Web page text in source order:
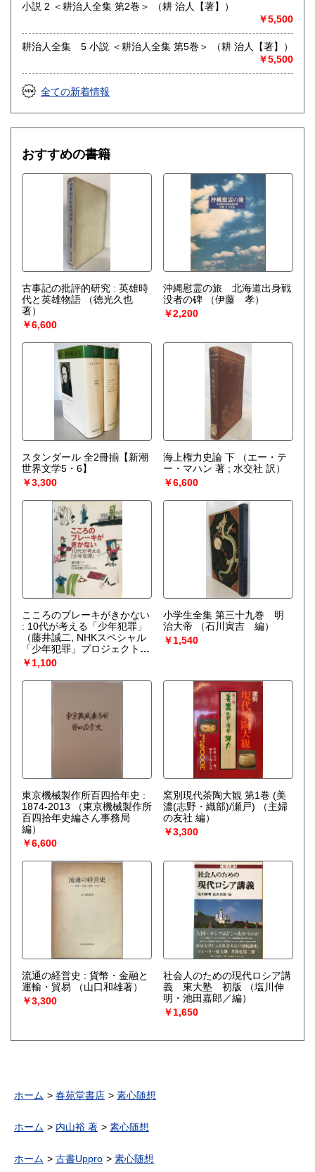
最寄駅：柿生(小田急線)、市ヶ尾(田園都市線)
営業時間：午前10時～午後6時
書籍の買取について
rtkhori@wittech.jp
090-3783-8789
取り扱い分野
哲学宗教、歴史、社会科学、美術工芸、趣味、古書一般（そ
小説 2 ＜耕治人全集 第2巻＞ （耕 治人【著】）
￥5,500
耕治人全集 5 小説 ＜耕治人全集 第5巻＞ （耕 治人【著】）
￥5,500
全ての新着情報
おすすめの書籍
古事記の批評的研究 : 英雄時
代と英雄物語
（徳光久也
著）
￥6,600
沖縄慰霊の旅 北海道出身戦
没者の碑
（伊藤 孝）
￥2,200
スタンダール 全2冊揃【新潮
世界文学5・6】
￥3,300
海上権力史論 下
（エー・テ
ー・マハン 著 ; 水交社 訳）
￥6,600
こころのブレーキがきかない
: 10代が考える「少年犯罪」
（藤井誠二, NHKスペシャル
「少年犯罪」プロジェクト
編著）
￥1,100
小学生全集 第三十九巻 明
治大帝
（石川寅吉 編）
￥1,540
東京機械製作所百四拾年史 :
1874-2013
（東京機械製作所
百四拾年史編さん事務局
編）
￥6,600
窯別現代茶陶大観 第1巻 (美
濃(志野・織部)/瀬戸)
（主婦
の友社 編）
￥3,300
流通の経営史 : 貨幣・金融と
運輸・貿易
（山口和雄著）
￥3,300
社会人のための現代ロシア講
義 東大塾 初版
（塩川伸
明・池田嘉郎／編）
￥1,650
ホーム 春苑堂書店 素心随想
ホーム 内山裕 著 素心随想
ホーム 古書Uppro 素心随想